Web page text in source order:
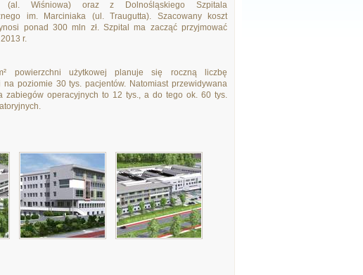
(al. Wiśniowa) oraz z Dolnośląskiego Szpitala
im. Marciniaka (ul. Traugutta). Szacowany koszt
ponad 300 mln zł. Szpital ma zacząć przyjmować
r.
powierzchni użytkowej planuje się roczną liczbę
na poziomie 30 tys. pacjentów. Natomiast przewidywana
zabiegów operacyjnych to 12 tys., a do tego ok. 60 tys.